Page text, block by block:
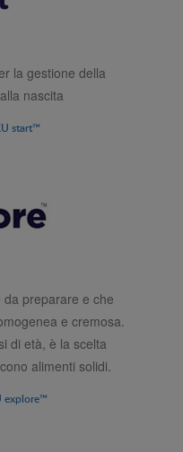
la gestione della
nascita
start™
preparare e che
e cremosa.
di età, è la scelta
alimenti solidi.
explore™